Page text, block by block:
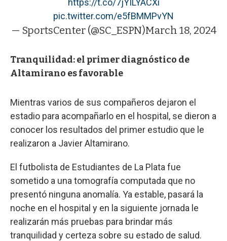
https://t.co/7jYILYACXi
pic.twitter.com/e5fBMMPvYN
— SportsCenter (@SC_ESPN)March 18, 2024
Tranquilidad: el primer diagnóstico de
Altamirano es favorable
Mientras varios de sus compañeros dejaron el
estadio para acompañarlo en el hospital, se dieron a
conocer los resultados del primer estudio que le
realizaron a Javier Altamirano.
El futbolista de Estudiantes de La Plata fue
sometido a una tomografía computada que no
presentó ninguna anomalía. Ya estable, pasará la
noche en el hospital y en la siguiente jornada le
realizarán más pruebas para brindar más
tranquilidad y certeza sobre su estado de salud.